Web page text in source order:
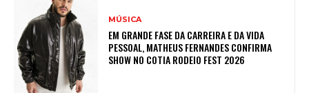
MÚSICA
EM GRANDE FASE DA CARREIRA E DA VIDA
PESSOAL, MATHEUS FERNANDES CONFIRMA
SHOW NO COTIA RODEIO FEST 2026